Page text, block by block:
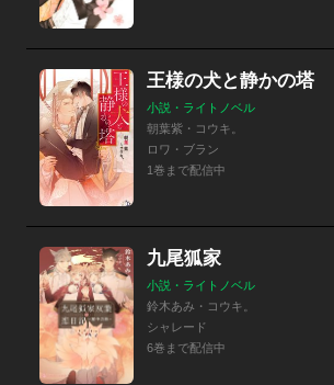
王様の犬と静かの塔
小説・ライトノベル
朝葉紫・コウキ。
ロワ・ブラン
1巻まで配信中
九尾狐家
小説・ライトノベル
鈴木あみ・コウキ。
シャレード
6巻まで配信中